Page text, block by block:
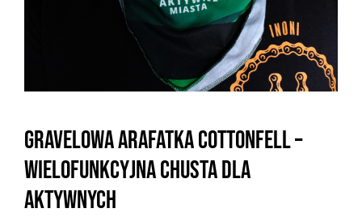
Gravelowa Arafatka Cottonfell –
Wielofunkcyjna Chusta dla
Aktywnych